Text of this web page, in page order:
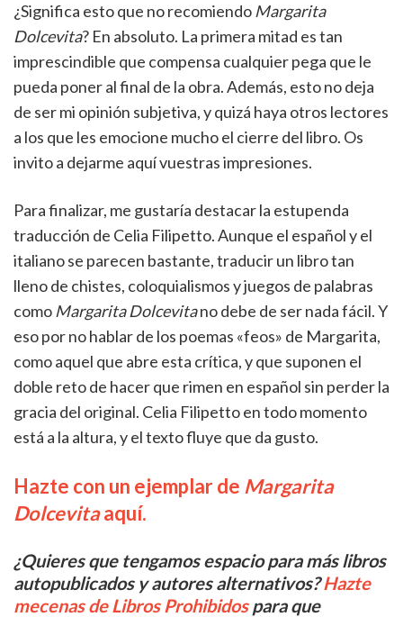
¿Significa esto que no recomiendo Margarita
Dolcevita? En absoluto. La primera mitad es tan
imprescindible que compensa cualquier pega que le
pueda poner al final de la obra. Además, esto no deja
de ser mi opinión subjetiva, y quizá haya otros lectores
a los que les emocione mucho el cierre del libro. Os
invito a dejarme aquí vuestras impresiones.
Para finalizar, me gustaría destacar la estupenda
traducción de Celia Filipetto. Aunque el español y el
italiano se parecen bastante, traducir un libro tan
lleno de chistes, coloquialismos y juegos de palabras
como Margarita Dolcevitano debe de ser nada fácil. Y
eso por no hablar de los poemas «feos» de Margarita,
como aquel que abre esta crítica, y que suponen el
doble reto de hacer que rimen en español sin perder la
gracia del original. Celia Filipetto en todo momento
está a la altura, y el texto fluye que da gusto.
Hazte con un ejemplar de Margarita
Dolcevitaaquí.
¿Quieres que tengamos espacio para más libros
autopublicados y autores alternativos?Hazte
mecenas de Libros Prohibidospara que